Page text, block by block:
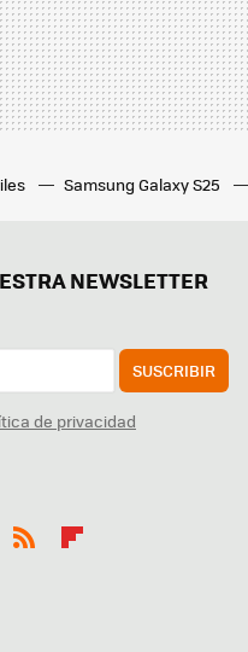
Samsung Galaxy S25
NEWSLETTER
SUSCRIBIR
de privacidad